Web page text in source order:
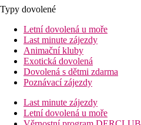
Typy dovolené
Letní dovolená u moře
Last minute zájezdy
Animační kluby
Exotická dovolená
Dovolená s dětmi zdarma
Poznávací zájezdy
Last minute zájezdy
Letní dovolená u moře